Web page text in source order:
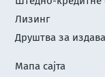
Лизинг
Друштва за
Мапа сајта